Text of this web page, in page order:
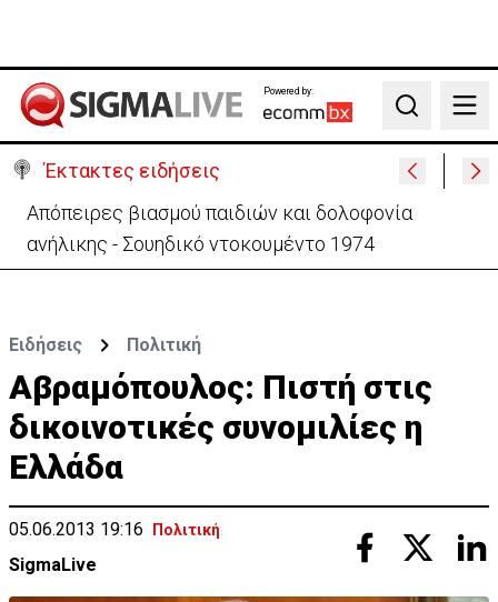
Powered by:
Search
Έκτακτες ειδήσεις
Μεγάλο πακέτο όπλων από Τουρκία προς Ουκρανία
-Κίνηση με μήνυμα προς Μόσχα;
Ειδήσεις Πολιτική
Αβραμόπουλος: Πιστή στις
δικοινοτικές συνομιλίες η
Ελλάδα
05.06.2013 19:16 Πολιτική
SigmaLive